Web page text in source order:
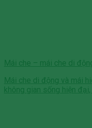
Mái che – mái che di
Mái che di động và mái
không gian sống hiện đại,